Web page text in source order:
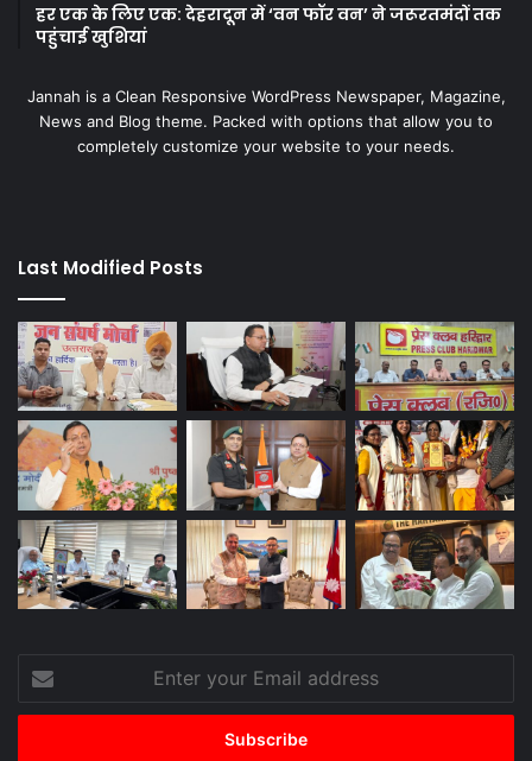
हर एक के लिए एक: देहरादून में ‘वन फॉर वन’ ने जरूरतमंदों तक
पहुंचाई खुशियां
Jannah is a Clean Responsive WordPress Newspaper, Magazine,
News and Blog theme. Packed with options that allow you to
completely customize your website to your needs.
Last Modified Posts
Enter
your
Email